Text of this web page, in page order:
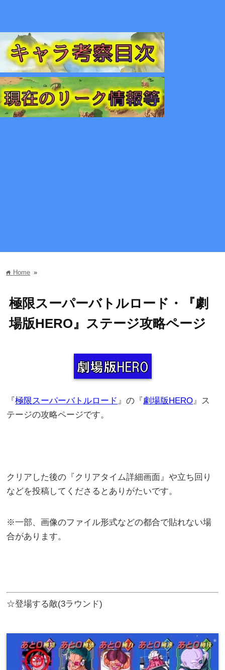
home Home »
極限スーパーバトルロード・『劇
場版HERO』ステージ攻略ページ
『極限スーパーバトルロード 』の『劇場版HERO 』ス
テージの攻略ページです。
クリアした後の『クリアタイム詳細画面』や立ち回り
などを投稿してくださるとありがたいです。
※一部、画像のファイル形式などの都合で貼れない場
合があります。
☆登場する敵(3ラウンド)